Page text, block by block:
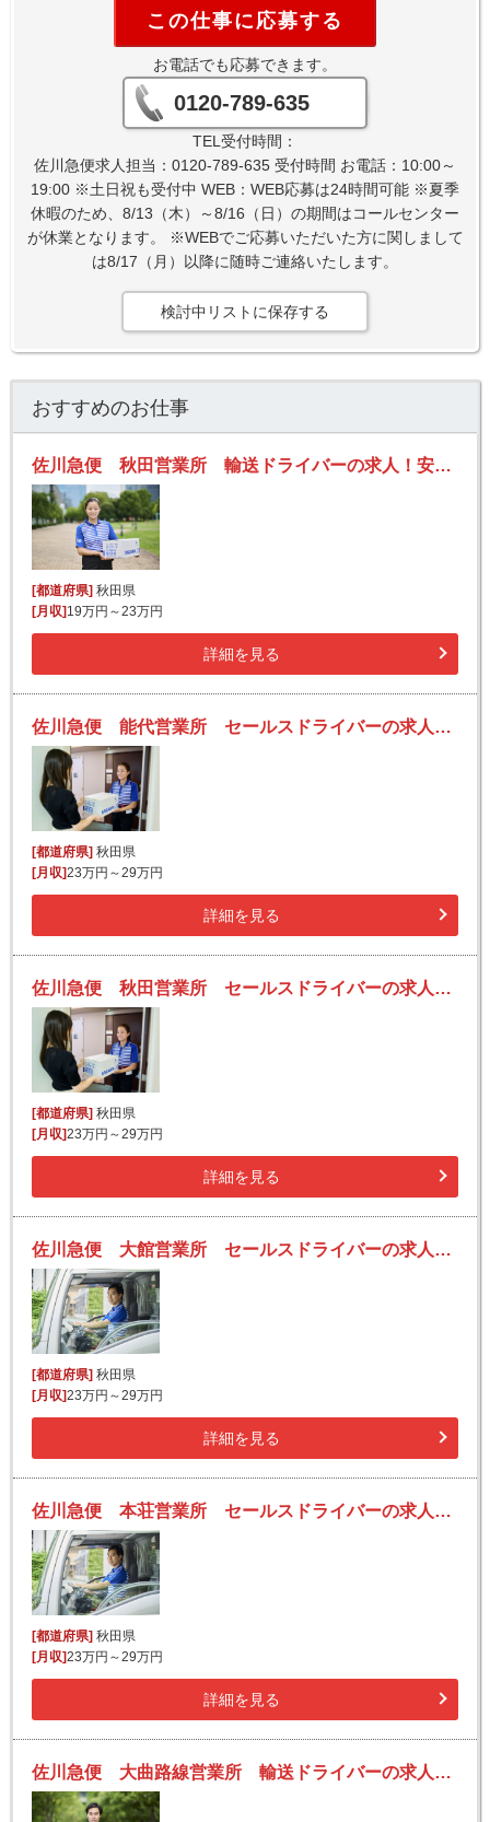
この仕事に応募する
お電話でも応募できます。
0120-789-635
TEL受付時間：
佐川急便求人担当：0120-789-635 受付時間 お電話：10:00～
19:00 ※土日祝も受付中 WEB：WEB応募は24時間可能 ※夏季
休暇のため、8/13（木）～8/16（日）の期間はコールセンター
が休業となります。 ※WEBでご応募いただいた方に関しまして
は8/17（月）以降に随時ご連絡いたします。
検討中リストに保存する
おすすめのお仕事
佐川急便 秋田営業所 輸送ドライバーの求人！安定収入と働きがい！大手の佐川急便で長期的に活躍できるチャンス♪
[都道府県] 秋田県
[月収] 19万円～23万円
詳細を見る
佐川急便 能代営業所 セールスドライバーの求人！安定収入と働きがい！大手の佐川急便で長期的に活躍できるチャンス♪
[都道府県] 秋田県
[月収]23万円～29万円
詳細を見る
佐川急便 秋田営業所 セールスドライバーの求人！安定収入と働きがい！大手の佐川急便で長期的に活躍できるチャンス♪
[都道府県]秋田県
[月収]23万円～29万円
詳細を見る
佐川急便 大館営業所 セールスドライバーの求人！安定収入と働きがい！大手の佐川急便で長期的に活躍できるチャンス♪
[都道府県]秋田県
[月収]23万円～29万円
詳細を見る
佐川急便 本荘営業所 セールスドライバーの求人！安定収入と働きがい！大手の佐川急便で長期的に活躍できるチャンス♪
[都道府県]秋田県
[月収]23万円～29万円
詳細を見る
佐川急便 大曲路線営業所 輸送ドライバーの求人！安定収入と働きがい！大手の佐川急便で長期的に活躍できるチャンス♪